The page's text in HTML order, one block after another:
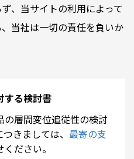
、当サイトの利用によって
当社は一切の責任を負いか
する検討書
の層間変位追従性の検討
きましては、 最寄の支
ださい。